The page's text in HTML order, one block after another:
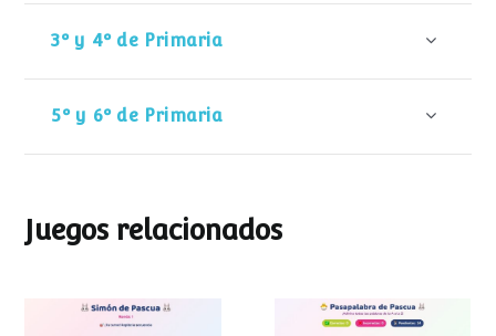
3º y 4º de Primaria
5º y 6º de Primaria
Juegos relacionados